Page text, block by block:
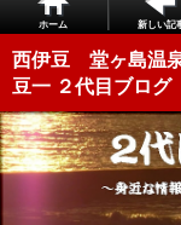
ホーム 新しい記
西伊豆 堂ヶ島温
豆一 ２代目ブログ